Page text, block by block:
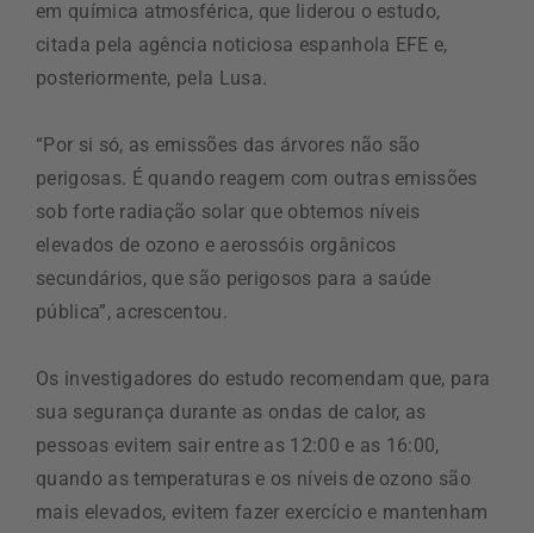
em química atmosférica, que liderou o estudo,
citada pela agência noticiosa espanhola EFE e,
posteriormente, pela Lusa.
“Por si só, as emissões das árvores não são
perigosas. É quando reagem com outras emissões
sob forte radiação solar que obtemos níveis
elevados de ozono e aerossóis orgânicos
secundários, que são perigosos para a saúde
pública”, acrescentou.
Os investigadores do estudo recomendam que, para
sua segurança durante as ondas de calor, as
pessoas evitem sair entre as 12:00 e as 16:00,
quando as temperaturas e os níveis de ozono são
mais elevados, evitem fazer exercício e mantenham